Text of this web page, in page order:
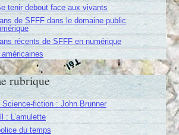
tenir debout face aux vivants
de SFFF dans le domaine public
récents de SFFF en numérique
rubrique
Science-fiction : John Brunner
: L’amulette
du temps